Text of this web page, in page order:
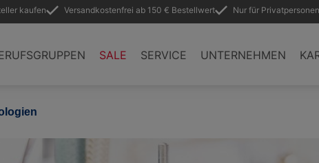
kaufen Versandkostenfrei ab 150 € Bestellwert Nur für
SALE SERVICE UNTERNEHMEN